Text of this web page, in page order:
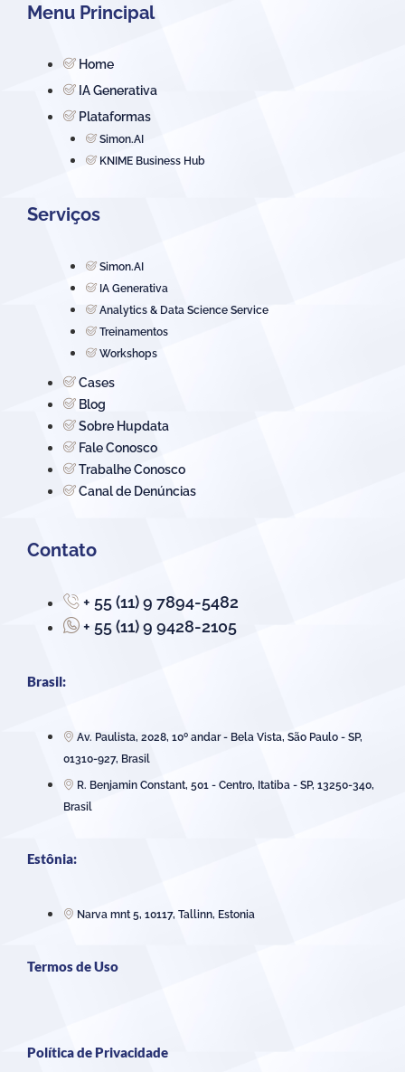
Menu Principal
Home
IA Generativa
Plataformas
Simon.AI
KNIME Business Hub
Serviços
Simon.AI
IA Generativa
Analytics & Data Science Service
Treinamentos
Workshops
Cases
Blog
Sobre Hupdata
Fale Conosco
Trabalhe Conosco
Canal de Denúncias
Contato
+ 55 (11) 9 7894-5482
+ 55 (11) 9 9428-2105
Brasil:
Av. Paulista, 2028, 10º andar - Bela Vista, São Paulo - SP,
01310-927, Brasil
R. Benjamin Constant, 501 - Centro, Itatiba - SP, 13250-340,
Brasil
Estônia:
Narva mnt 5, 10117, Tallinn, Estonia
Termos de Uso
Política de Privacidade